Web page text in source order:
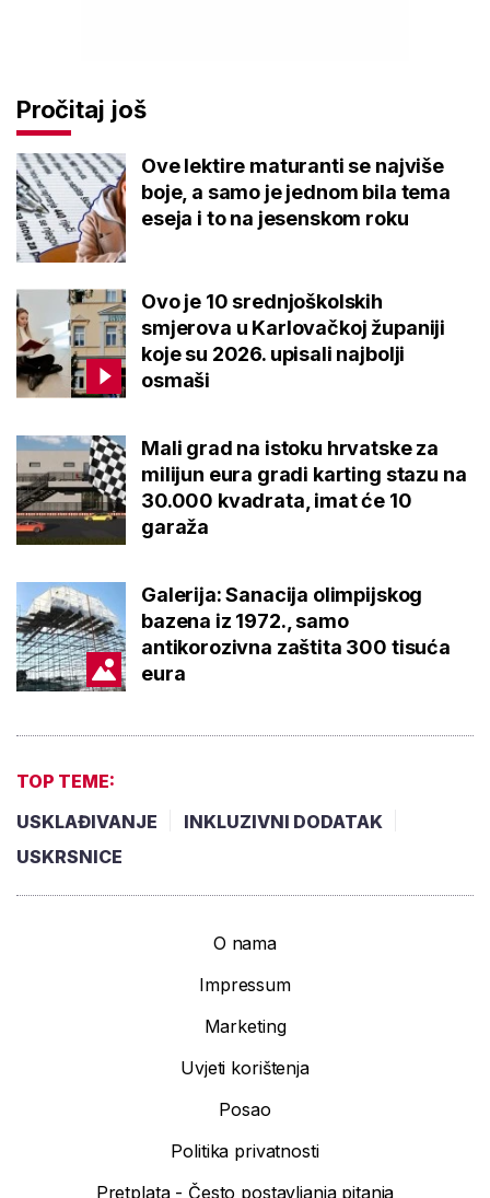
Pročitaj još
Ove lektire maturanti se najviše
boje, a samo je jednom bila tema
eseja i to na jesenskom roku
Ovo je 10 srednjoškolskih
smjerova u Karlovačkoj županiji
koje su 2026. upisali najbolji
osmaši
Mali grad na istoku hrvatske za
milijun eura gradi karting stazu na
30.000 kvadrata, imat će 10
garaža
Galerija: Sanacija olimpijskog
bazena iz 1972., samo
antikorozivna zaštita 300 tisuća
eura
TOP TEME:
USKLAĐIVANJE
INKLUZIVNI DODATAK
USKRSNICE
O nama
Impressum
Marketing
Uvjeti korištenja
Posao
Politika privatnosti
Pretplata - Često postavljanja pitanja